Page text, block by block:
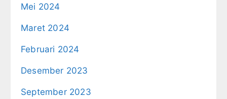
Mei 2024
Maret 2024
Februari 2024
Desember 2023
September 2023